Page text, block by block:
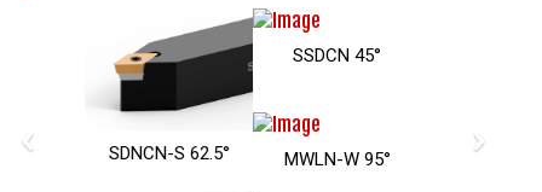
S 62.5°
SSDCN 45°
SCMCN 80°/
MWLN-W 95° MTXN-W 100°
‹ ›